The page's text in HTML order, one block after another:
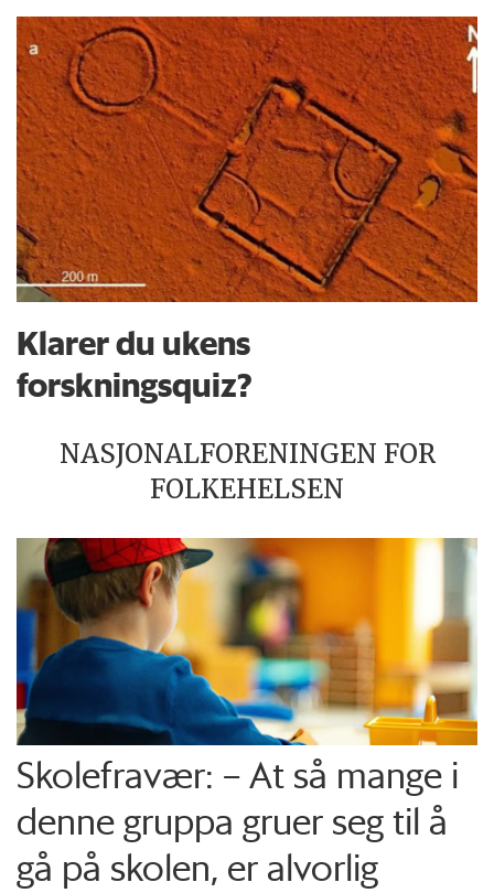
Klarer du ukens
forskningsquiz?
NASJONALFORENINGEN FOR
FOLKEHELSEN
Skolefravær: – At så mange i
denne gruppa gruer seg til å
gå på skolen, er alvorlig